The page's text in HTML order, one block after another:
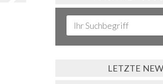
LETZTE